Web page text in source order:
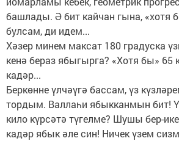
башлады. Ә бит кайчан гына, «хотя
булсам, ди идем...
Хәзер минем максат 180 градуска
кенә бераз ябыгырга? «Хотя бы» 65
кадәр...
Беркөнне үлчәүгә бассам, үз
тордым. Валлаһи ябыкканмын бит!
кило күрсәтә түгелме? Шушы бер-
кадәр ябык әле син! Ничек үзем